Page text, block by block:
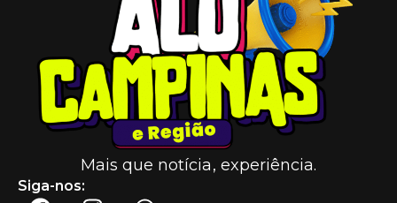
Mais que notícia, experiência.
Siga-nos: